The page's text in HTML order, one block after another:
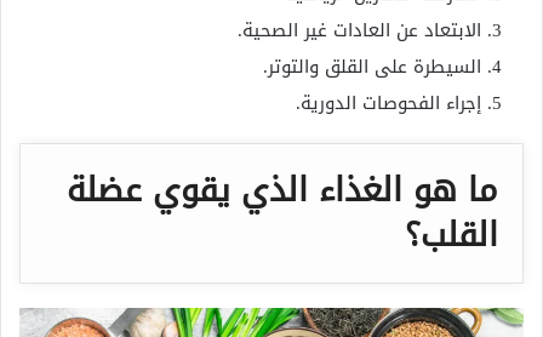
الابتعاد عن العادات غير الصحية.
السيطرة على القلق والتوتر.
إجراء الفحوصات الدورية.
ما هو الغذاء الذي يقوي عضلة
القلب؟